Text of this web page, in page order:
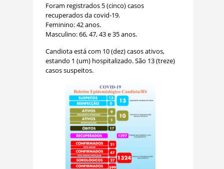
Foram registrados 5 (cinco) casos
recuperados da covid-19.
Feminino: 42 anos.
Masculino: 66, 47, 43 e 35 anos.
Candiota está com 10 (dez) casos ativos,
estando 1 (um) hospitalizado. São 13 (treze)
casos suspeitos.